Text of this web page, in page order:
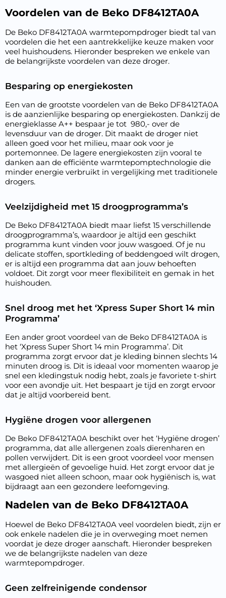
Voordelen van de Beko DF8412TA0A
De Beko DF8412TA0A warmtepompdroger biedt tal van
voordelen die het een aantrekkelijke keuze maken voor
veel huishoudens. Hieronder bespreken we enkele van
de belangrijkste voordelen van deze droger.
Besparing op energiekosten
Een van de grootste voordelen van de Beko DF8412TA0A
is de aanzienlijke besparing op energiekosten. Dankzij de
energieklasse A++ bespaar je tot  980,- over de
levensduur van de droger. Dit maakt de droger niet
alleen goed voor het milieu, maar ook voor je
portemonnee. De lagere energiekosten zijn vooral te
danken aan de efficiënte warmtepomptechnologie die
minder energie verbruikt in vergelijking met traditionele
drogers.
Veelzijdigheid met 15 droogprogramma’s
De Beko DF8412TA0A biedt maar liefst 15 verschillende
droogprogramma’s, waardoor je altijd een geschikt
programma kunt vinden voor jouw wasgoed. Of je nu
delicate stoffen, sportkleding of beddengoed wilt drogen,
er is altijd een programma dat aan jouw behoeften
voldoet. Dit zorgt voor meer flexibiliteit en gemak in het
huishouden.
Snel droog met het ‘Xpress Super Short 14 min
Programma’
Een ander groot voordeel van de Beko DF8412TA0A is
het ‘Xpress Super Short 14 min Programma’. Dit
programma zorgt ervoor dat je kleding binnen slechts 14
minuten droog is. Dit is ideaal voor momenten waarop je
snel een kledingstuk nodig hebt, zoals je favoriete t-shirt
voor een avondje uit. Het bespaart je tijd en zorgt ervoor
dat je altijd voorbereid bent.
Hygiëne drogen voor allergenen
De Beko DF8412TA0A beschikt over het ‘Hygiëne drogen’
programma, dat alle allergenen zoals dierenharen en
pollen verwijdert. Dit is een groot voordeel voor mensen
met allergieën of gevoelige huid. Het zorgt ervoor dat je
wasgoed niet alleen schoon, maar ook hygiënisch is, wat
bijdraagt aan een gezondere leefomgeving.
Nadelen van de Beko DF8412TA0A
Hoewel de Beko DF8412TA0A veel voordelen biedt, zijn er
ook enkele nadelen die je in overweging moet nemen
voordat je deze droger aanschaft. Hieronder bespreken
we de belangrijkste nadelen van deze
warmtepompdroger.
Geen zelfreinigende condensor